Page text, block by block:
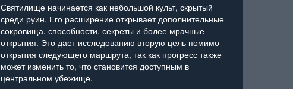
Святилище начинается как небольшой культ, скрытый
среди руин. Его расширение открывает дополнительные
сокровища, способности, секреты и более мрачные
открытия. Это дает исследованию вторую цель помимо
открытия следующего маршрута, так как прогресс также
может изменить то, что становится доступным в
центральном убежище.